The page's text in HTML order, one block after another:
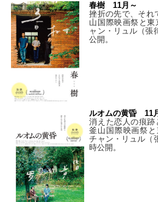
春樹 11月～
挫折の先で、そ
山国際映画祭と
ャン・リュル（張
公開。
ルオムの黄昏 11
消えた恋人の痕
釜山国際映画祭と
チャン・リュル（
時公開。